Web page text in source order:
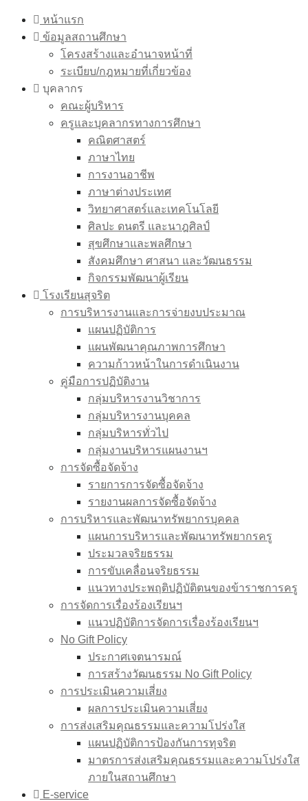
Skip
หน้าแรก
ข้อมูลสถานศึกษา
โครงสร้างและอำนาจหน้าที่
ระเบียบ/กฎหมายที่เกี่ยวข้อง
บุคลากร
คณะผู้บริหาร
ครูและบุคลากรทางการศึกษา
คณิตศาสตร์
ภาษาไทย
การงานอาชีพ
ภาษาต่างประเทศ
วิทยาศาสตร์และเทคโนโลยี
ศิลปะ ดนตรี และนาฎศิลป์
สุขศึกษาและพลศึกษา
สังคมศึกษา ศาสนา และวัฒนธรรม
กิจกรรมพัฒนาผู้เรียน
โรงเรียนสุจริต
การบริหารงานและการจ่ายงบประมาณ
แผนปฏิบัติการ
แผนพัฒนาคุณภาพการศึกษา
ความก้าวหน้าในการดำเนินงาน
คู่มือการปฏิบัติงาน
กลุ่มบริหารงานวิชาการ
กลุ่มบริหารงานบุคคล
กลุ่มบริหารทั่วไป
กลุ่มงานบริหารแผนงานฯ
การจัดซื้อจัดจ้าง
รายการการจัดซื้อจัดจ้าง
รายงานผลการจัดซื้อจัดจ้าง
การบริหารและพัฒนาทรัพยากรบุคคล
แผนการบริหารและพัฒนาทรัพยากรครู
ประมวลจริยธรรม
การขับเคลื่อนจริยธรรม
แนวทางประพฤติปฏิบัติตนของข้าราชการครู
การจัดการเรื่องร้องเรียนฯ
แนวปฏิบัติการจัดการเรื่องร้องเรียนฯ
No Gift Policy
ประกาศเจตนารมณ์
การสร้างวัฒนธรรม No Gift Policy
การประเมินความเสี่ยง
ผลการประเมินความเสี่ยง
การส่งเสริมคุณธรรมและความโปร่งใส
แผนปฏิบัติการป้องกันการทุจริต
มาตรการส่งเสริมคุณธรรมเเละความโปร่งใส
ภายในสถานศึกษา
E-service